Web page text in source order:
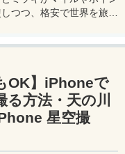
つつ、格安で世界を旅す
用など様々な情報をお届
ッと涙することもあり、
ブログ。
OK】iPhoneで
方法・天の川
星空撮